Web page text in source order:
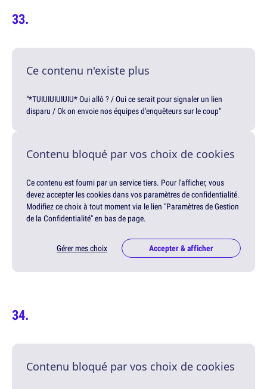
Ce contenu n'existe plus
"*TUIUIUIUIUIU* Oui allô ? / Oui ce serait pour signaler un lien
disparu / Ok on envoie nos équipes d'enquêteurs sur le coup"
Contenu bloqué par vos choix de cookies
Ce contenu est fourni par un service tiers. Pour l'afficher, vous
devez accepter les cookies dans vos paramètres de confidentialité.
Modifiez ce choix à tout moment via le lien "Paramètres de Gestion
de la Confidentialité" en bas de page.
Gérer mes choix Accepter & afficher
Contenu bloqué par vos choix de cookies